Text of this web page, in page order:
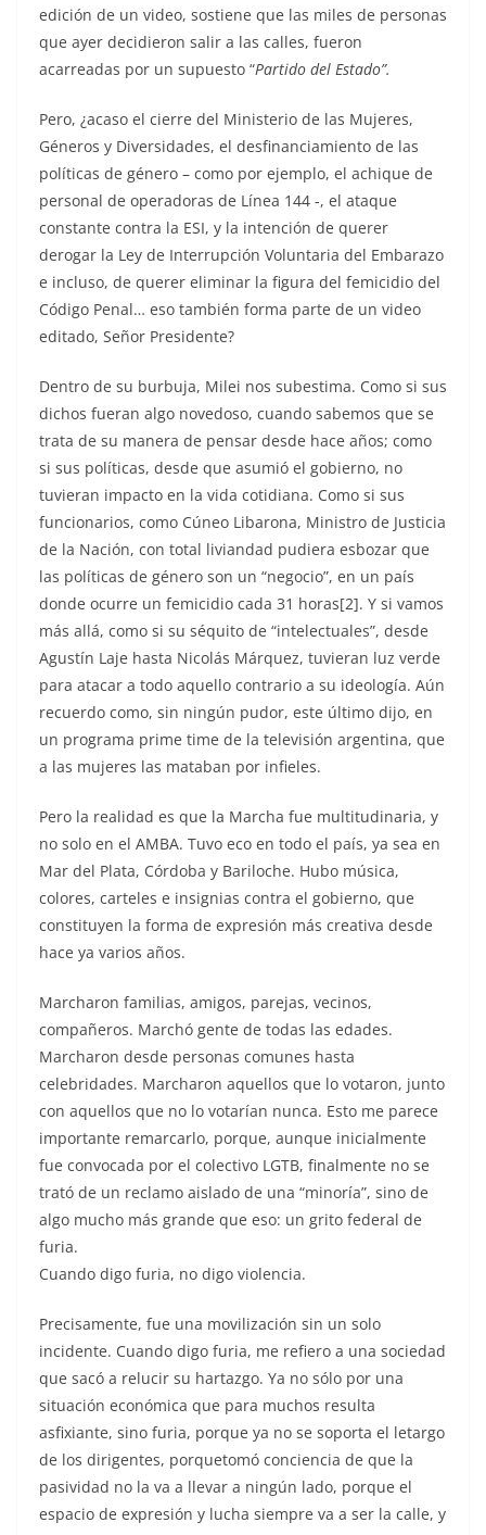
edición de un video, sostiene que las miles de personas
que ayer decidieron salir a las calles, fueron
acarreadas por un supuesto “Partido del Estado”.
Pero, ¿acaso el cierre del Ministerio de las Mujeres,
Géneros y Diversidades, el desfinanciamiento de las
políticas de género – como por ejemplo, el achique de
personal de operadoras de Línea 144 -, el ataque
constante contra la ESI, y la intención de querer
derogar la Ley de Interrupción Voluntaria del Embarazo
e incluso, de querer eliminar la figura del femicidio del
Código Penal… eso también forma parte de un video
editado, Señor Presidente?
Dentro de su burbuja, Milei nos subestima. Como si sus
dichos fueran algo novedoso, cuando sabemos que se
trata de su manera de pensar desde hace años; como
si sus políticas, desde que asumió el gobierno, no
tuvieran impacto en la vida cotidiana. Como si sus
funcionarios, como Cúneo Libarona, Ministro de Justicia
de la Nación, con total liviandad pudiera esbozar que
las políticas de género son un “negocio”, en un país
donde ocurre un femicidio cada 31 horas[2]. Y si vamos
más allá, como si su séquito de “intelectuales”, desde
Agustín Laje hasta Nicolás Márquez, tuvieran luz verde
para atacar a todo aquello contrario a su ideología. Aún
recuerdo como, sin ningún pudor, este último dijo, en
un programa prime time de la televisión argentina, que
a las mujeres las mataban por infieles.
Pero la realidad es que la Marcha fue multitudinaria, y
no solo en el AMBA. Tuvo eco en todo el país, ya sea en
Mar del Plata, Córdoba y Bariloche. Hubo música,
colores, carteles e insignias contra el gobierno, que
constituyen la forma de expresión más creativa desde
hace ya varios años.
Marcharon familias, amigos, parejas, vecinos,
compañeros. Marchó gente de todas las edades.
Marcharon desde personas comunes hasta
celebridades. Marcharon aquellos que lo votaron, junto
con aquellos que no lo votarían nunca. Esto me parece
importante remarcarlo, porque, aunque inicialmente
fue convocada por el colectivo LGTB, finalmente no se
trató de un reclamo aislado de una “minoría”, sino de
algo mucho más grande que eso: un grito federal de
furia.
Cuando digo furia, no digo violencia.
Precisamente, fue una movilización sin un solo
incidente. Cuando digo furia, me refiero a una sociedad
que sacó a relucir su hartazgo. Ya no sólo por una
situación económica que para muchos resulta
asfixiante, sino furia, porque ya no se soporta el letargo
de los dirigentes, porquetomó conciencia de que la
pasividad no la va a llevar a ningún lado, porque el
espacio de expresión y lucha siempre va a ser la calle, y